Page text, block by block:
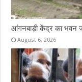
आंगनबाड़ी केंद्र का भवन
August 6, 2026